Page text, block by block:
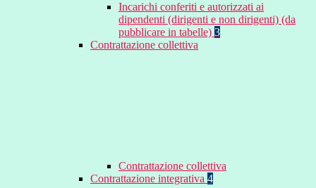
Incarichi conferiti e autorizzati ai
dipendenti (dirigenti e non dirigenti) (da
pubblicare in tabelle) 3
Contrattazione collettiva
Contrattazione collettiva
Contrattazione integrativa 4